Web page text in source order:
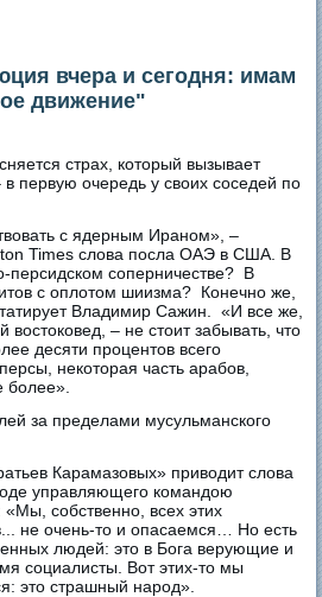
вчера и сегодня: имам
движение"
страх, который вызывает
первую очередь у своих соседей по
с ядерным Ираном», –
Times слова посла ОАЭ в США. В
персидском соперничестве? В
с оплотом шиизма? Конечно же,
Владимир Сажин. «И все же,
востоковед, – не стоит забывать, что
десяти процентов всего
некоторая часть арабов,
за пределами мусульманского
Карамазовых» приводит слова
управляющего командою
собственно, всех этих
не очень-то и опасаемся… Но есть
людей: это в Бога верующие и
социалисты. Вот этих-то мы
это страшный народ».